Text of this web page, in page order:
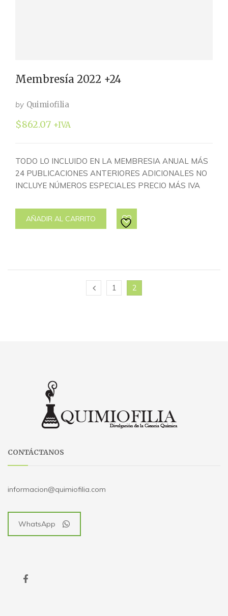
Membresía 2022 +24
by Quimiofilia
$862.07 +IVA
TODO LO INCLUIDO EN LA MEMBRESIA ANUAL MÁS
24 PUBLICACIONES ANTERIORES ADICIONALES NO
INCLUYE NÚMEROS ESPECIALES PRECIO MÁS IVA
AÑADIR AL CARRITO
1 2
CONTÁCTANOS
informacion@quimiofilia.com
WhatsApp